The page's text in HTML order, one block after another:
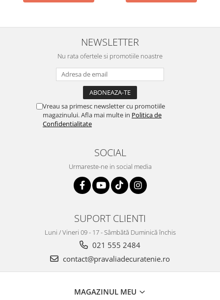
NEWSLETTER
Nu rata ofertele si promotiile noastre
Vreau sa primesc newsletter cu promotiile
magazinului. Afla mai multe in Politica de
Confidentialitate
SOCIAL
Urmareste-ne in social media
SUPORT CLIENTI
Luni / Vineri 09 - 17 - Sâmbătă Duminică închis
021 555 2484
contact@pravaliadecuratenie.ro
MAGAZINUL MEU